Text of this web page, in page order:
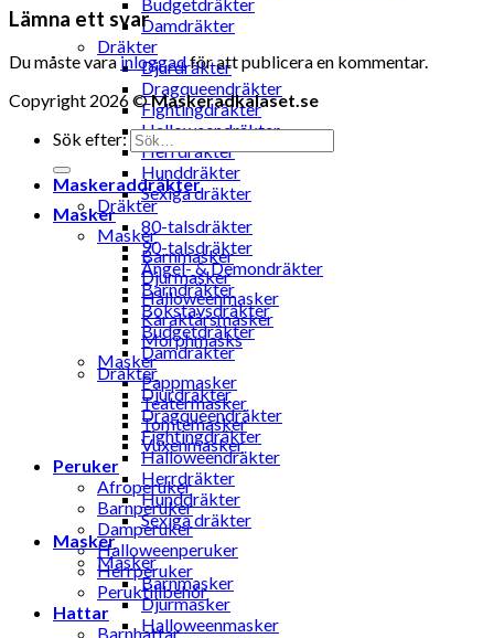
Damdräkter
Dräkter
Djurdräkter
Dragqueendräkter
Fightingdräkter
Halloweendräkter
Herrdräkter
Hunddräkter
Sexiga dräkter
Masker
Masker
Barnmasker
Djurmasker
Halloweenmasker
Karaktärsmasker
Morphmasks
Masker
Pappmasker
Teatermasker
Tomtemasker
Vuxenmasker
Peruker
Afroperuker
Barnperuker
Damperuker
Halloweenperuker
Herrperuker
Peruktillbehör
Hattar
Barnhattar
Lämna ett svar
Du måste varainloggadför att publicera en kommentar.
Copyright 2026 ©Maskeradkalaset.se
Sök efter:
Maskeraddräkter
Dräkter
80-talsdräkter
90-talsdräkter
Ängel- & Demondräkter
Barndräkter
Bokstavsdräkter
Budgetdräkter
Damdräkter
Dräkter
Djurdräkter
Dragqueendräkter
Fightingdräkter
Halloweendräkter
Herrdräkter
Hunddräkter
Sexiga dräkter
Masker
Masker
Barnmasker
Djurmasker
Halloweenmasker